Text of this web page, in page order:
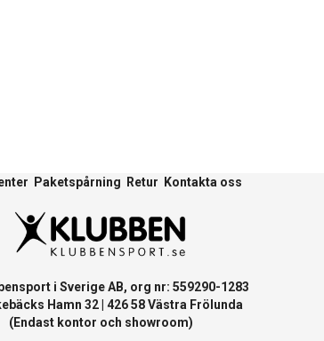
Paketspårning Retur Kontakta oss
i Sverige AB, org nr: 559290-1283
Hamn 32 | 426 58 Västra Frölunda
(Endast kontor och showroom)